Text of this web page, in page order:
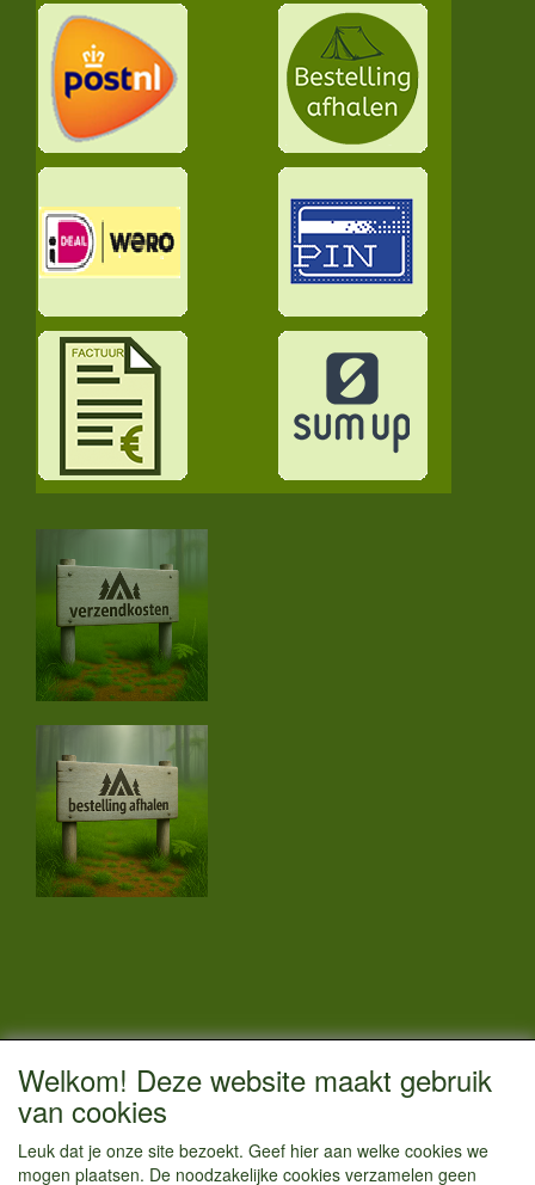
CONTACTGEGEVENS
Vestigingsadres:
Einsteinstraat 52
Welkom! Deze website maakt gebruik
van cookies
Leuk dat je onze site bezoekt. Geef hier aan welke cookies we
mogen plaatsen. De noodzakelijke cookies verzamelen geen